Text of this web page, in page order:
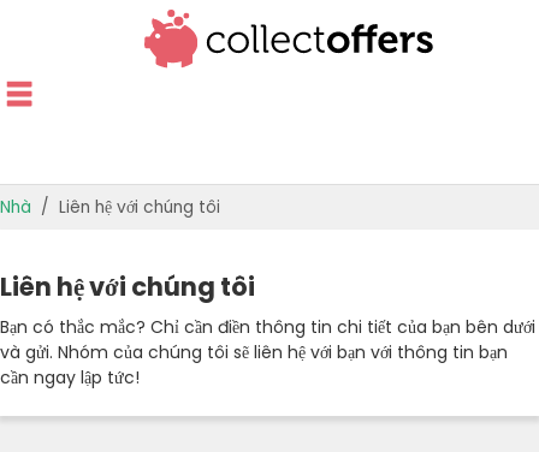
ƯU ĐÃI THEO DANH MỤC
HƯỚNG DẪN CUNG CẤP
ƯU ĐÃI TỐT NHẤT
Nhà Liên hệ với chúng tôi
Liên hệ với chúng tôi
Bạn có thắc mắc? Chỉ cần điền thông tin chi tiết của bạn bên dưới
và gửi. Nhóm của chúng tôi sẽ liên hệ với bạn với thông tin bạn
cần ngay lập tức!